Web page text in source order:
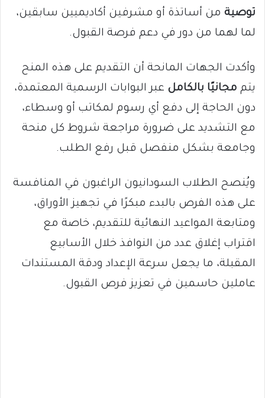
توصية من أساتذة أو مشرفين أكاديميين سابقين،
لما لهما من دور في دعم فرصة القبول.
وأكدت الجهات المانحة أن التقديم على هذه المنح
يتم مجانيًا بالكامل عبر البوابات الرسمية المعتمدة،
دون الحاجة إلى دفع أي رسوم لمكاتب أو وسطاء،
مع التشديد على ضرورة مراجعة شروط كل منحة
وجامعة بشكل منفصل قبل رفع الطلب.
ويُنصح الطلاب السودانيون الراغبون في المنافسة
على هذه الفرص بالبدء مبكرًا في تجهيز الأوراق،
ومتابعة المواعيد النهائية للتقديم، خاصة مع
اقتراب إغلاق عدد من النوافذ خلال الأسابيع
المقبلة، ما يجعل سرعة الإعداد ودقة المستندات
عاملين حاسمين في تعزيز فرص القبول.